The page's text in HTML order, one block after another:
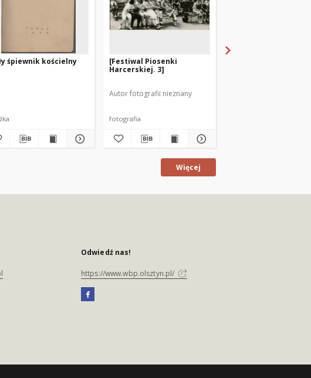
śpiewnik kościelny
[Festiwal Piosenki
Harcerskiej. 3]
Autor fotografii nieznany
fotografia
Więcej
Odwiedź nas!
https://www.wbp.olsztyn.pl/